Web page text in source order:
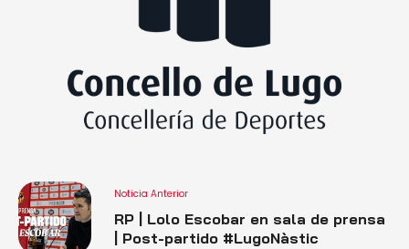
Noticia Anterior
RP | Lolo Escobar en sala de prensa
| Post-partido #LugoNàstic